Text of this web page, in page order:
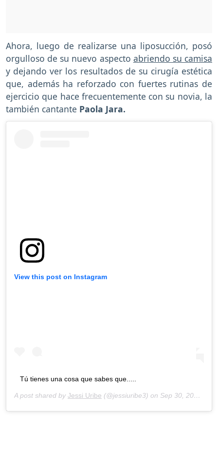
Ahora, luego de realizarse una liposucción, posó
orgulloso de su nuevo aspecto abriendo su camisa
y dejando ver los resultados de su cirugía estética
que, además ha reforzado con fuertes rutinas de
ejercicio que hace frecuentemente con su novia, la
también cantante Paola Jara.
View this post on Instagram
Tú tienes una cosa que sabes que.....
A post shared by Jessi Uribe (@jessiuribe3) on Sep 30, 2020 at 11:56am PDT